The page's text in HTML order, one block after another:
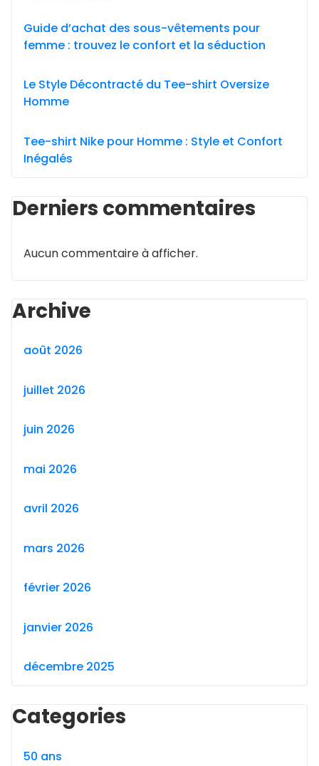
Guide d’achat des sous-vêtements pour
femme : trouvez le confort et la séduction
Le Style Décontracté du Tee-shirt Oversize
Homme
Tee-shirt Nike pour Homme : Style et Confort
Inégalés
Derniers commentaires
Aucun commentaire à afficher.
Archive
août 2026
juillet 2026
juin 2026
mai 2026
avril 2026
mars 2026
février 2026
janvier 2026
décembre 2025
Categories
50 ans